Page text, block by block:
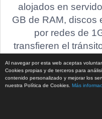
Al navegar por esta web aceptas
Cookies propias y de terceros para
contenido personalizado y mejorar los
nuestra Política de Cookies. Más
alojados en
GB de RAM, discos
por redes de
transfieren el
Premium de